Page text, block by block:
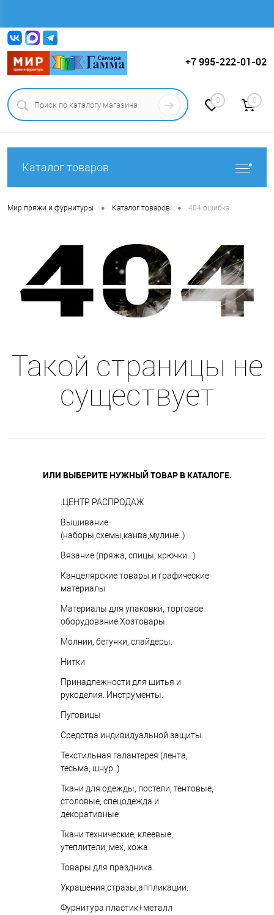
+7 995-222-01-02
0 0
Каталог товаров
Мир пряжи и фурнитуры • Каталог товаров • 404 ошибка
Такой страницы не
существует
ИЛИ ВЫБЕРИТЕ НУЖНЫЙ ТОВАР В КАТАЛОГЕ.
.ЦЕНТР РАСПРОДАЖ
Вышивание
(наборы,схемы,канва,мулине..)
Вязание (пряжа, спицы, крючки...)
Канцелярские товары и графические
материалы
Материалы для упаковки, торговое
оборудование.Хозтовары.
Молнии, бегунки, слайдеры.
Нитки
Принадлежности для шитья и
рукоделия. Инструменты.
Пуговицы
Средства индивидуальной защиты
Текстильная галантерея (лента,
тесьма, шнур..)
Ткани для одежды, постели, тентовые,
столовые, спецодежда и
декоративные
Ткани технические, клеевые,
утеплители, мех, кожа.
Товары для праздника.
Украшения,стразы,аппликации.
Фурнитура пластик+металл